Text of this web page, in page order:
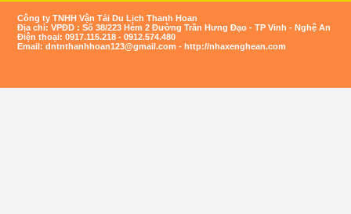
Công ty TNHH Vận Tải Du Lịch Thanh Hoan
Địa chỉ: VPĐD : Số 38/223 Hẻm 2 Đường Trần Hưng Đạo - TP Vinh - Nghệ An
Điện thoại: 0917.115.218 - 0912.574.480
Email: dntnthanhhoan123@gmail.com - http://nhaxenghean.com